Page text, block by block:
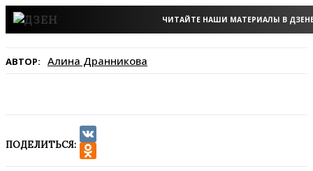
ЧИТАЙТЕ НАШИ МАТЕРИАЛЫ В
АВТОР: Алина Дранникова
ПОДЕЛИТЬСЯ:
VK